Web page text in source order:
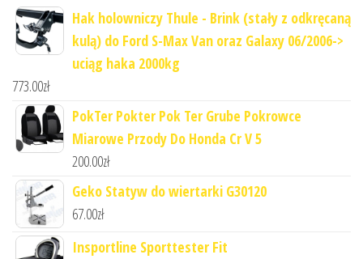
Hak holowniczy Thule - Brink (stały z odkręcaną
kulą) do Ford S-Max Van oraz Galaxy 06/2006->
uciąg haka 2000kg
773.00zł
PokTer Pokter Pok Ter Grube Pokrowce
Miarowe Przody Do Honda Cr V 5
200.00zł
Geko Statyw do wiertarki G30120
67.00zł
Insportline Sporttester Fit